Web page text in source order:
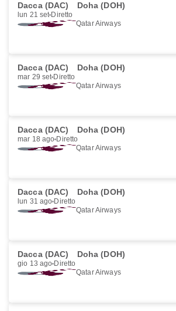
Dacca (DAC) Doha (DOH)
lun 21 set Diretto
Qatar Airways
Dacca (DAC) Doha (DOH)
mar 29 set Diretto
Qatar Airways
Dacca (DAC) Doha (DOH)
mar 18 ago Diretto
Qatar Airways
Dacca (DAC) Doha (DOH)
lun 31 ago Diretto
Qatar Airways
Dacca (DAC) Doha (DOH)
gio 13 ago Diretto
Qatar Airways